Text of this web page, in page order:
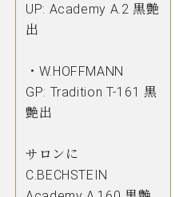
UP: Academy A.2 黒艶
出
・W.HOFFMANN
GP: Tradition T-161 黒
艶出
サロンに
C.BECHSTEIN